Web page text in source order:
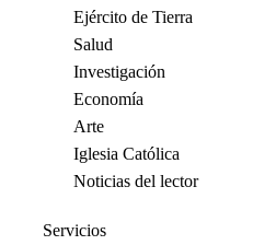
Ejército de Tierra
Salud
Investigación
Economía
Arte
Iglesia Católica
Noticias del lector
Servicios